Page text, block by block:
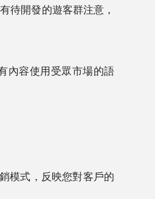
待開發的遊客群注意，
內容使用受眾市場的語
模式，反映您對客戶的